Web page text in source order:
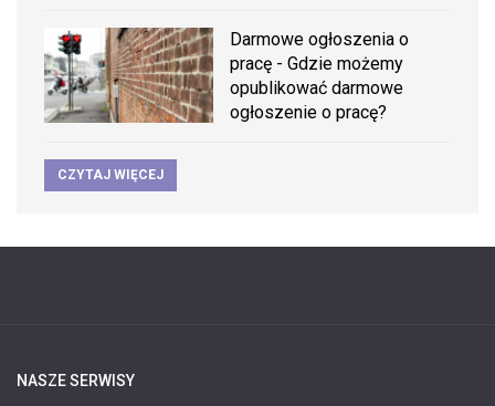
Darmowe ogłoszenia o
pracę - Gdzie możemy
opublikować darmowe
ogłoszenie o pracę?
CZYTAJ WIĘCEJ
NASZE SERWISY